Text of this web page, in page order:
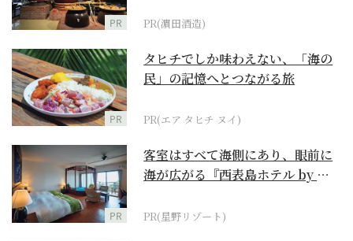
PR PR(濵田酒造)
PR
タヒチでしか味わえない、「海の
民」の記憶へとつながる旅
PR(エア タヒチ ヌイ)
PR
客室はすべて海側にあり、眼前に
海が広がる『西表島ホテル by 星
PR(星野リゾート)